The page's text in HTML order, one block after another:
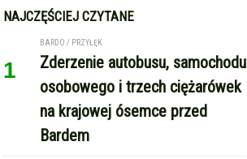
NAJCZĘŚCIEJ CZYTANE
1
BARDO / PRZYŁĘK
Zderzenie autobusu, samochodu
osobowego i trzech ciężarówek
na krajowej ósemce przed
Bardem